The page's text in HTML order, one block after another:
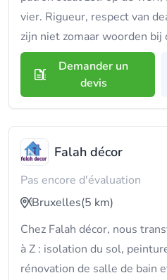
vier. Rigueur, respect van
zijn niet zomaar woorden bij
Demander un
devis
Falah décor
Pas encore d'évaluation
Bruxelles(5 km)
Chez Falah décor, nous
à Z : isolation du sol,
rénovation de salle de bain